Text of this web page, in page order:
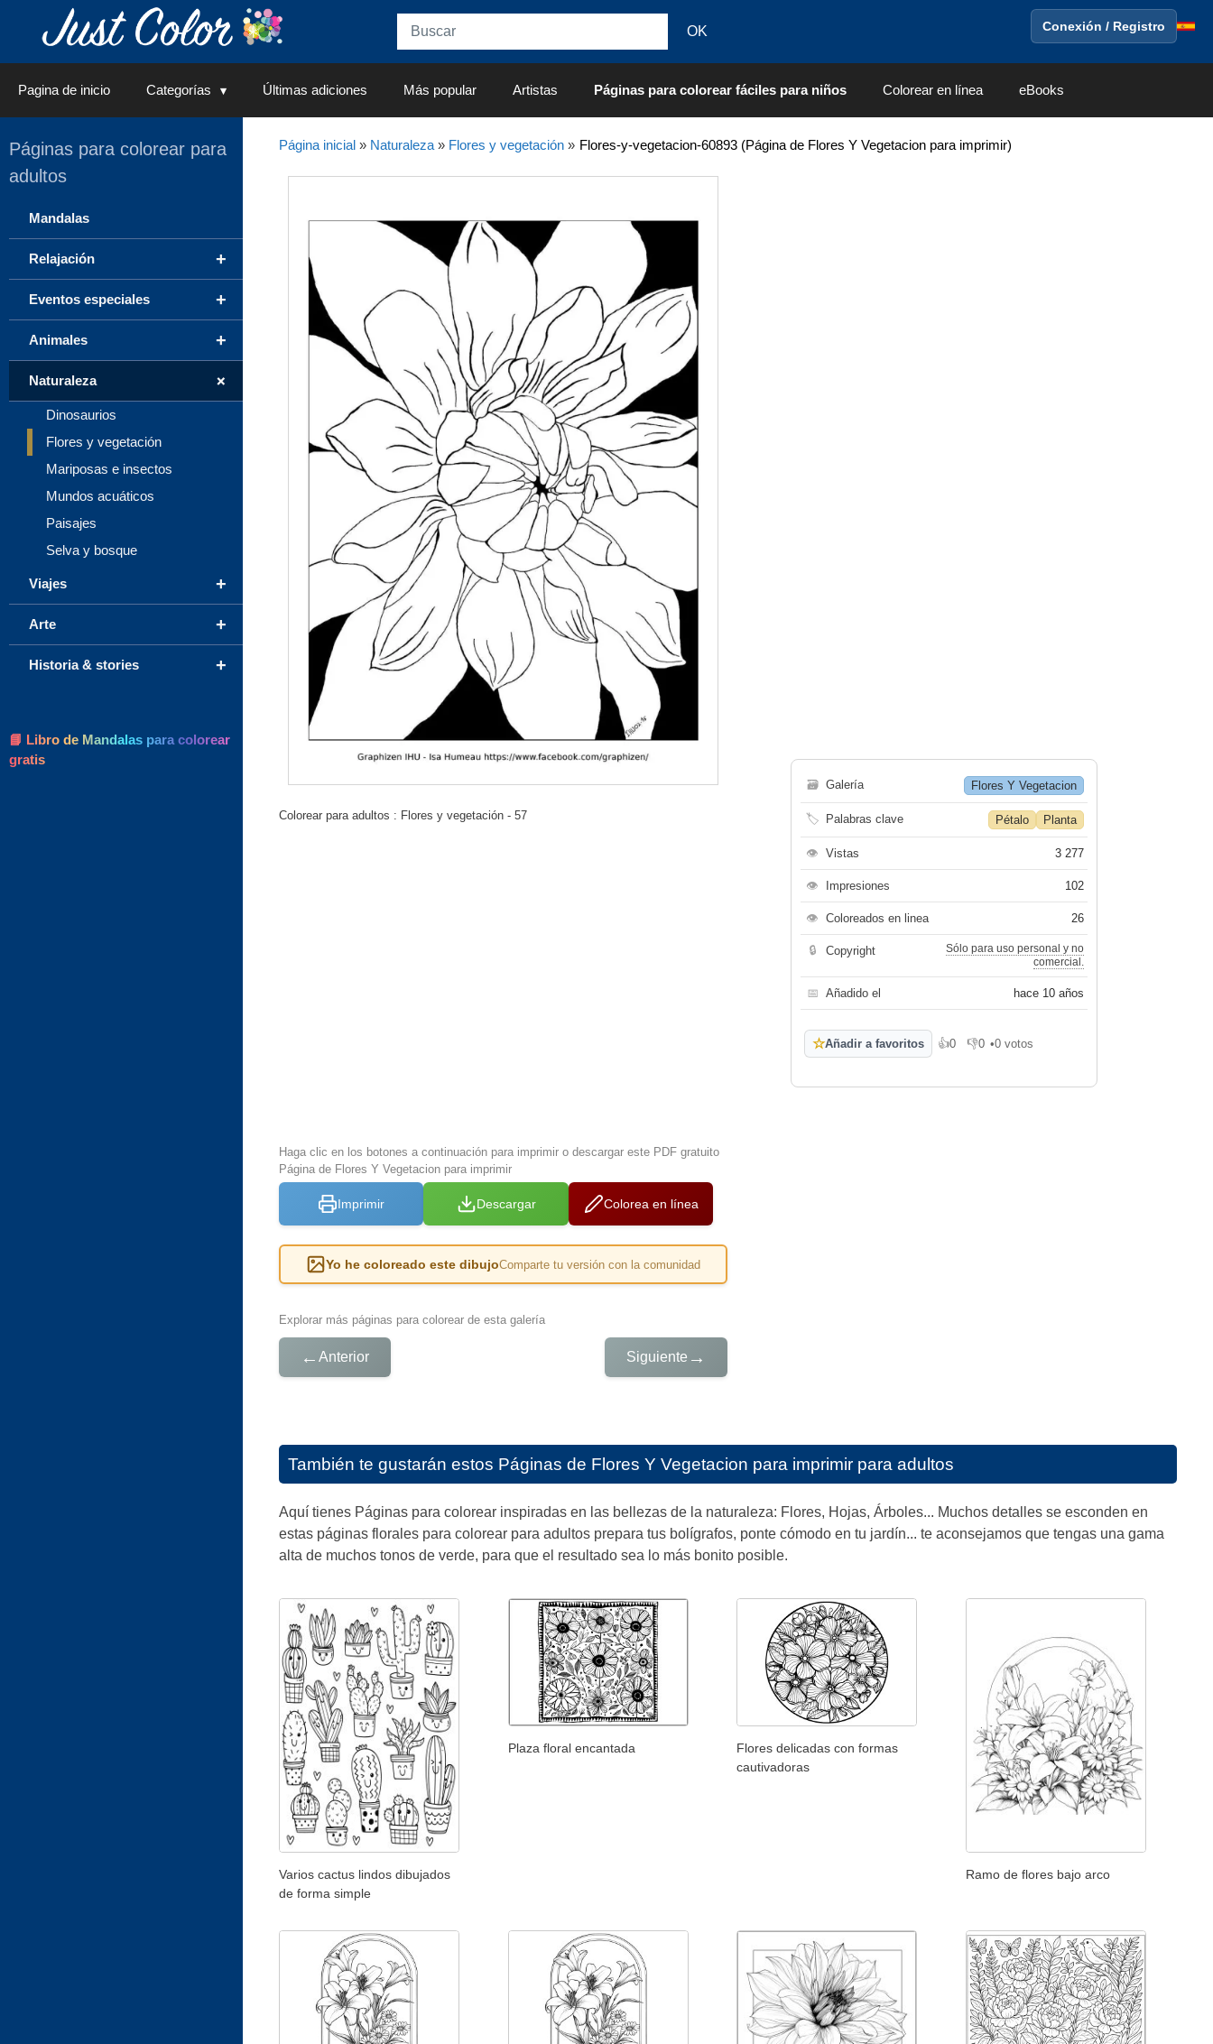
Conexión / Registro
Pagina de inicio Categorías Últimas adiciones Más popular Artistas Páginas para colorear fáciles para niños Colorear en línea eBooks
Página inicial» Naturaleza» Flores y vegetación» Flores-y-vegetacion-60893 (Página de Flores Y Vegetacion para imprimir)
Colorear para adultos : Flores y vegetación - 57
Haga clic en los botones a continuación para imprimir o descargar este PDF gratuito
Página de Flores Y Vegetacion para imprimir
Imprimir Descargar Colorea en línea
Yo he coloreado este dibujoComparte tu versión con la comunidad
Explorar más páginas para colorear de esta galería
← Anterior Siguiente →
🗃 Galería Flores Y Vegetacion
🏷 Palabras clave Pétalo Planta
👁 Vistas 3 277
👁 Impresiones 102
👁 Coloreados en linea 26
🔒 Copyright
Sólo para uso personal y no
comercial.
📅 Añadido el hace 10 años
☆Añadir a favoritos 👍0
Me gusta
👎0
No me gusta
•0 votos
También te gustarán estos Páginas de Flores Y Vegetacion para imprimir para adultos
Aquí tienes Páginas para colorear inspiradas en las bellezas de la naturaleza: Flores, Hojas, Árboles... Muchos detalles se esconden en
estas páginas florales para colorear para adultos prepara tus bolígrafos, ponte cómodo en tu jardín... te aconsejamos que tengas una gama
alta de muchos tonos de verde, para que el resultado sea lo más bonito posible.
Varios cactus lindos dibujados
de forma simple
Plaza floral encantada
Flores delicadas con formas
cautivadoras
Ramo de flores bajo arco
Páginas para colorear para
adultos
Mandalas
+
Relajación
+
Eventos especiales
+
Animales
+
Naturaleza
Dinosaurios
Flores y vegetación
Mariposas e insectos
Mundos acuáticos
Paisajes
Selva y bosque
+
Viajes
+
Arte
+
Historia & stories
📘 Libro de Mandalas para colorear
gratis